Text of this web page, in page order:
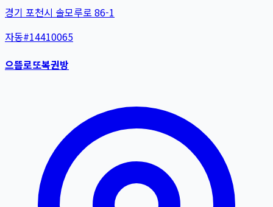
경기 포천시 솔모루로 86-1
자동#14410065
으뜸로또복권방